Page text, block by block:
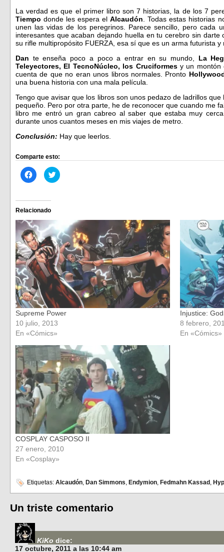
La verdad es que el primer libro son 7 historias, la de los 7
Tiempo donde les espera elAlcaudón . Todas estas historias
unen las vidas de los peregrinos. Parece sencillo, pero cada
interesantes que acaban dejando huella en tu cerebro sin darte
su rifle multipropósito FUERZA, esa sí que es un arma futurista y
Dan te enseña poco a poco a entrar en su mundo, La
Teleyectores, El TecnoNúcleo, los Cruciformesy un montón
cuenta de que no eran unos libros normales. Pronto
una buena historia con una mala película.
Tengo que avisar que los libros son unos pedazo de ladrillos
pequeño. Pero por otra parte, he de reconocer que cuando me
libro me entró un gran cabreo al saber que estaba muy
durante unos cuantos meses en mis viajes de metro.
Conclusión: Hay que leerlos.
Comparte esto:
Haz
clic
Facebook
(Se
abre
en
una
ventana
nueva)
Haz
clic
una
ventana
nueva)
Relacionado
Supreme Power
10 julio, 2013
En «Cómics»
Injustice:
8 febrero,
En «Cómics»
COSPLAY CASPOSO II
27 enero, 2010
En «Cosplay»
Etiquetas: Alcaudón, Dan Simmons, Endymion, Fedmahn Kassad ,
Un triste comentario
KiKo dice:
17 octubre, 2011 a las 10:44 am